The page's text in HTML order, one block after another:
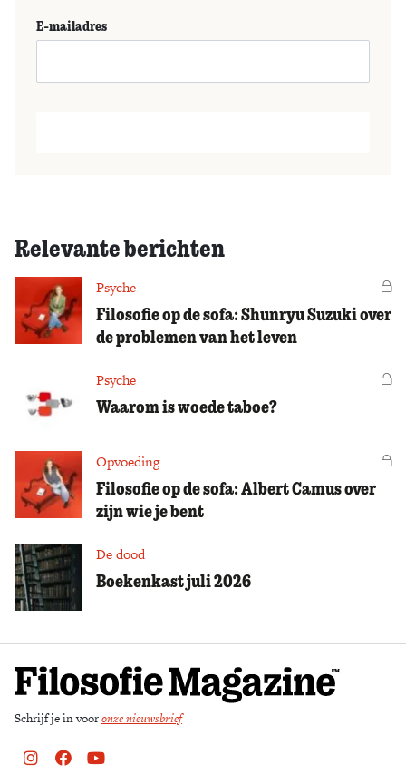
E-mailadres
Relevante berichten
Psyche
Filosofie op de sofa: Shunryu Suzuki over
de problemen van het leven
Psyche
Waarom is woede taboe?
Opvoeding
Filosofie op de sofa: Albert Camus over
zijn wie je bent
De dood
Boekenkast juli 2026
Schrijf je in vooronze nieuwsbrief
Instagram
FacebookYoutube